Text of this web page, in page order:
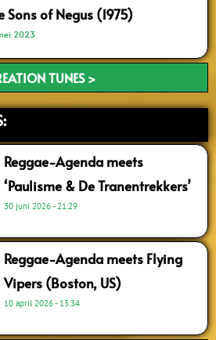
Sons of Negus (1975)
2023
TUNES >
Reggae-Agenda meets
‘Paulisme & De Tranentrekkers’
30 juni 2026 21:29
Reggae-Agenda meets Flying
Vipers (Boston, US)
10 april 2026 13:34